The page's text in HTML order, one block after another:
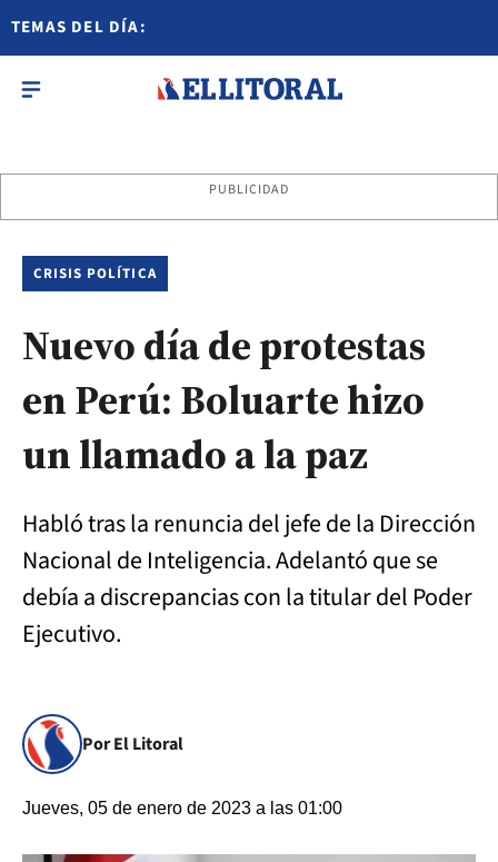
TEMAS DEL DÍA:
PUBLICIDAD
CRISIS POLÍTICA
Nuevo día de protestas
en Perú: Boluarte hizo
un llamado a la paz
Habló tras la renuncia del jefe de la Dirección
Nacional de Inteligencia. Adelantó que se
debía a discrepancias con la titular del Poder
Ejecutivo.
Por El Litoral
Jueves, 05 de enero de 2023 a las 01:00